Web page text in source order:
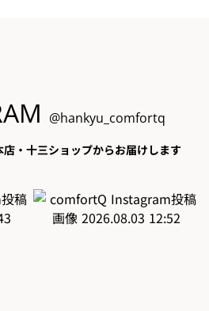
@hankyu_comfortq
・十三ショップからお届けします